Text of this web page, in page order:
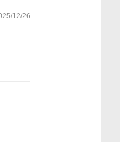
12/26